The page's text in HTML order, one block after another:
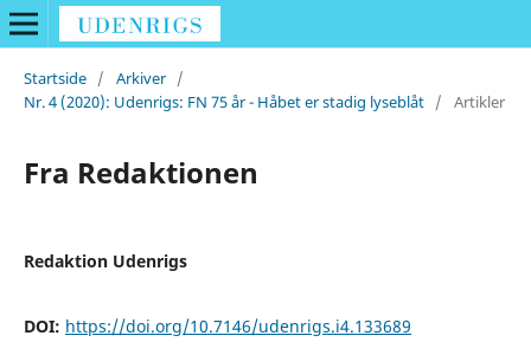
Startside / Arkiver /
Nr. 4 (2020): Udenrigs: FN 75 år - Håbet er stadig lyseblåt / Artikler
Fra Redaktionen
Redaktion Udenrigs
DOI: https://doi.org/10.7146/udenrigs.i4.133689